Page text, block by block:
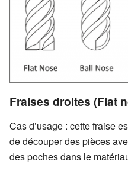
Fraises droites (Flat
Cas d’usage : cette fraise
de découper des pièces
des poches dans le